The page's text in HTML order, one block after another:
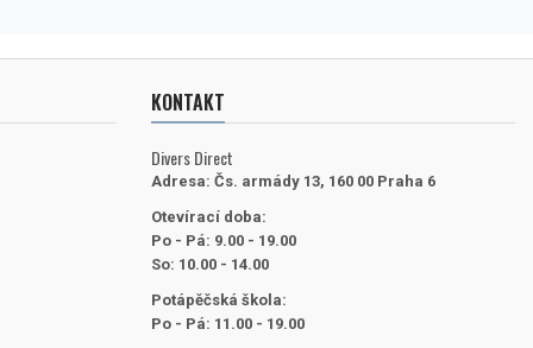
KONTAKT
Divers Direct
Adresa: Čs. armády 13, 160 00 Praha 6
Otevírací doba:
Po - Pá: 9.00 - 19.00
So: 10.00 - 14.00
Potápěčská škola:
Po - Pá: 11.00 - 19.00